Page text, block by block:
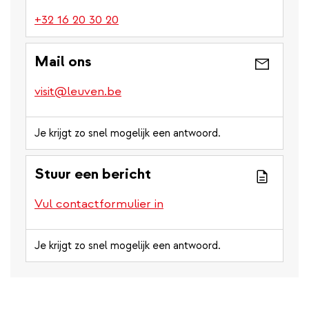
+32 16 20 30 20
is
number)
Mail ons
visit@leuven.be
Je krijgt zo snel mogelijk een antwoord.
Stuur een bericht
Vul contactformulier in
Je krijgt zo snel mogelijk een antwoord.